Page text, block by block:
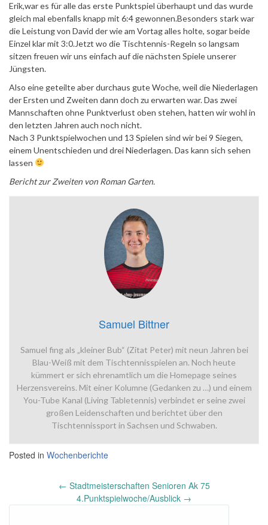
Erik,war es für alle das erste Punktspiel überhaupt und das wurde
gleich mal ebenfalls knapp mit 6:4 gewonnen.Besonders stark war
die Leistung von David der wie am Vortag alles holte, sogar beide
Einzel klar mit 3:0.Jetzt wo die Tischtennis-Regeln so langsam
sitzen freuen wir uns einfach auf die nächsten Spiele unserer
Jüngsten.
Also eine geteilte aber durchaus gute Woche, weil die Niederlagen
der Ersten und Zweiten dann doch zu erwarten war. Das zwei
Mannschaften ohne Punktverlust oben stehen, hatten wir wohl in
den letzten Jahren auch noch nicht.
Nach 3 Punktspielwochen und 13 Spielen sind wir bei 9 Siegen,
einem Unentschieden und drei Niederlagen. Das kann sich sehen
lassen
Bericht zur Zweiten von Roman Garten.
Samuel Bittner
Samuel fing als „kleiner Bub“ (Zitat Peter) mit neun Jahren bei
Blau-Weiß mit dem Tischtennisspielen an. Noch heute
kümmert er sich ehrenamtlich um die Homepage seines
Herzensvereins. Mit einer Kolumne (Gedanken zu …) und einem
You-Tube Kanal (Living Tabletennis) verbindet er seine zwei
großen Leidenschaften und berichtet über den
Tischtennissport in Sachsen und Schwaben.
Posted in Wochenberichte
← Stadtmeisterschaften Senioren Ak 75
4.Punktspielwoche/Ausblick →